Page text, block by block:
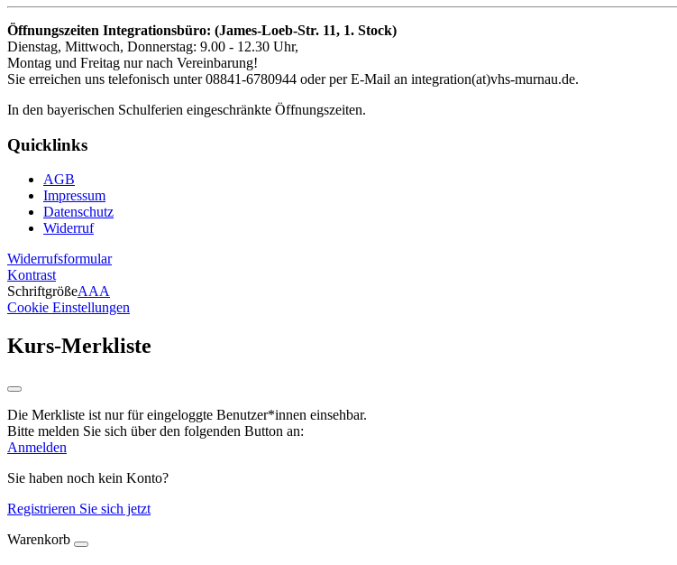
Öffnungszeiten Integrationsbüro: (James-Loeb-Str. 11, 1. Stock)
Dienstag, Mittwoch, Donnerstag: 9.00 - 12.30 Uhr,
Montag und Freitag nur nach Vereinbarung!
Sie erreichen uns telefonisch unter 08841-6780944 oder per E-Mail an integration(at)vhs-murnau.de.
In den bayerischen Schulferien eingeschränkte Öffnungszeiten.
Quicklinks
AGB
Impressum
Datenschutz
Widerruf
Widerrufsformular
Kontrast
SchriftgrößeAAA
Cookie Einstellungen
Kurs-Merkliste
Die Merkliste ist nur für eingeloggte Benutzer*innen einsehbar.
Bitte melden Sie sich über den folgenden Button an:
Anmelden
Sie haben noch kein Konto?
Registrieren Sie sich jetzt
Warenkorb